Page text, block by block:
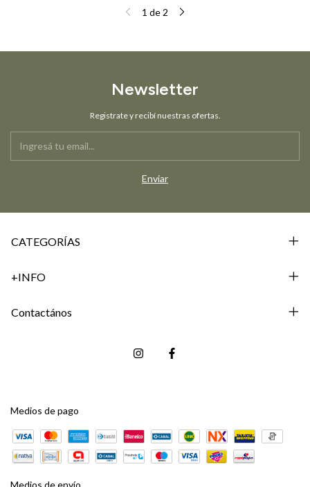
1 de 2
Newsletter
Registrate y recibí nuestras ofertas.
CATEGORÍAS
+INFO
Contactános
Medios de pago
Medios de envío